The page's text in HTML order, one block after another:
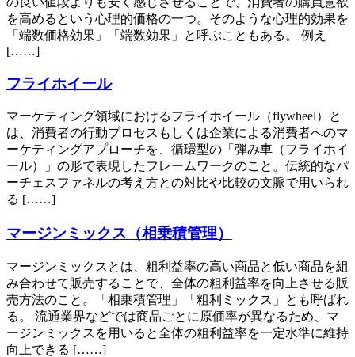
を高めるという心理的価格の一つ。そのような心理的効果を
「端数価格効果」「端数効果」と呼ぶこともある。 例え
[……]
フライホイール
マーケティング領域におけるフライホイール（flywheel）と
は、消費者の行動プロセスもしくは企業による消費者へのマ
ーケティングアプローチを、循環型の「弾み車（フライホイ
ール）」の形で表現したフレームワークのこと。伝統的なパ
ーチェスファネルの考え方との対比や比較の文脈で用いられ
る [……]
マージンミックス（相乗積管理）
マージンミックスとは、粗利益率の高い商品と低い商品を組
み合わせて販売することで、全体の粗利益率を向上させる販
売方法のこと。「相乗積管理」「粗利ミックス」とも呼ばれ
る。 流通業界などでは商品ごとに原価率が異なるため、マ
ージンミックスを用いると全体の粗利益率を一定水準に維持
向上できる [……]